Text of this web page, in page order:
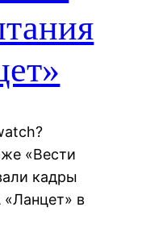
«Вести
кадры
в